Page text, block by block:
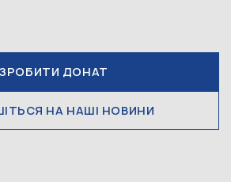
ЗРОБИТИ ДОНАТ
НА НАШІ НОВИНИ